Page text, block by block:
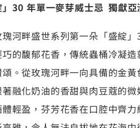
30 年單一麥芽威士忌 獨獻亞
河畔盛世系列第一朵「盛綻
的馥郁花香，傳統蟲桶冷凝
。從玫瑰河畔一向具備的金
融化奶油的香甜與肉豆蔻的
輕盈，芬芳花香在口腔中齊